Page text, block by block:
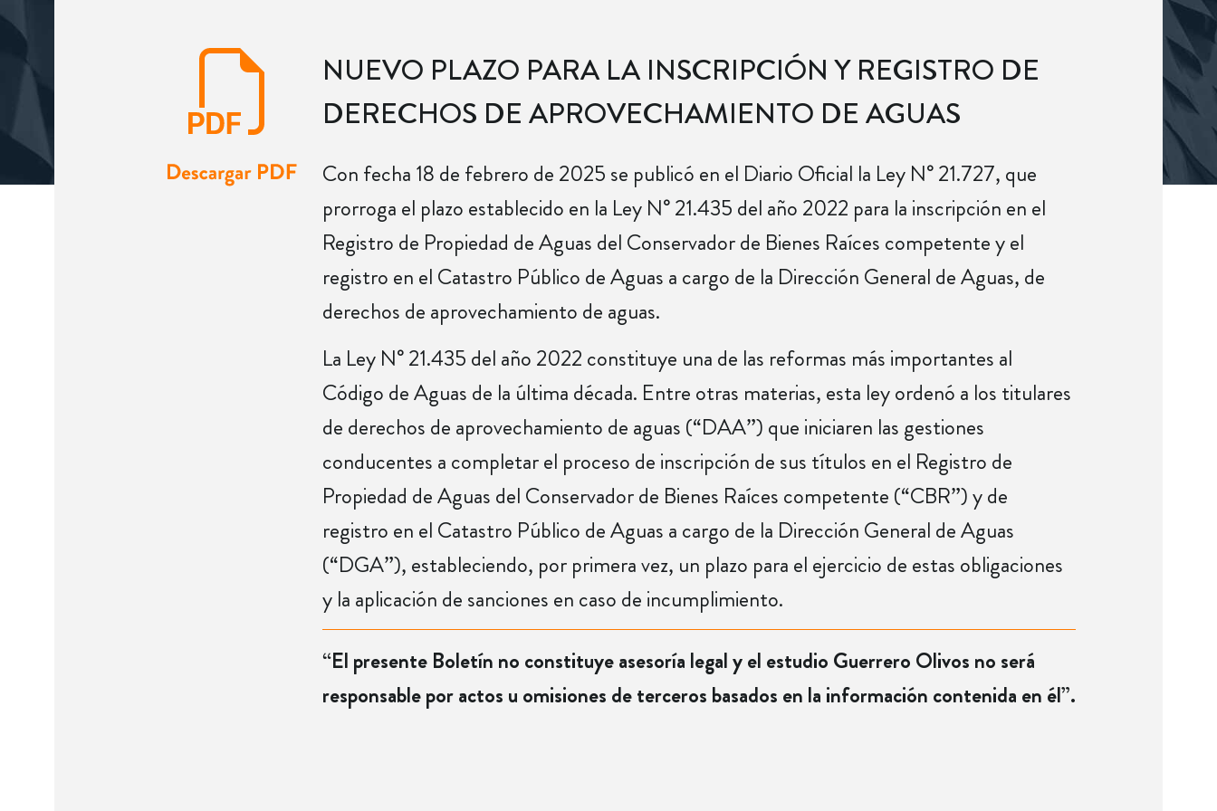
NUEVO PLAZO PARA LA INSCRIPCIÓN Y REGISTRO DE
DERECHOS DE APROVECHAMIENTO DE AGUAS
Con fecha 18 de febrero de 2025 se publicó en el Diario Oficial la Ley N° 21.727, que
prorroga el plazo establecido en la Ley N° 21.435 del año 2022 para la inscripción en el
Registro de Propiedad de Aguas del Conservador de Bienes Raíces competente y el
registro en el Catastro Público de Aguas a cargo de la Dirección General de Aguas, de
derechos de aprovechamiento de aguas.
La Ley N° 21.435 del año 2022 constituye una de las reformas más importantes al
Código de Aguas de la última década. Entre otras materias, esta ley ordenó a los titulares
de derechos de aprovechamiento de aguas (“DAA”) que iniciaren las gestiones
conducentes a completar el proceso de inscripción de sus títulos en el Registro de
Propiedad de Aguas del Conservador de Bienes Raíces competente (“CBR”) y de
registro en el Catastro Público de Aguas a cargo de la Dirección General de Aguas
(“DGA”), estableciendo, por primera vez, un plazo para el ejercicio de estas obligaciones
y la aplicación de sanciones en caso de incumplimiento.
“El presente Boletín no constituye asesoría legal y el estudio Guerrero Olivos no será
responsable por actos u omisiones de terceros basados en la información contenida en él”.